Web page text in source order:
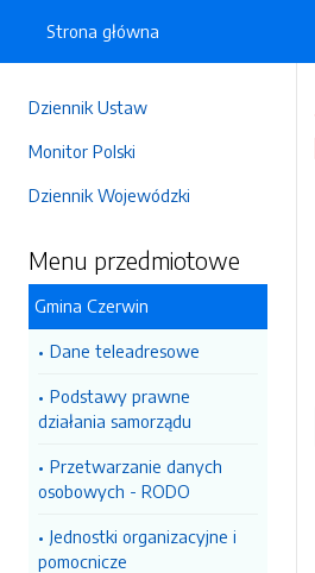
Dziennik Ustaw
Monitor Polski
Dziennik Wojewódzki
Menu przedmiotowe
Gmina Czerwin
Dane teleadresowe
Podstawy prawne
działania samorządu
Przetwarzanie danych
osobowych - RODO
Jednostki organizacyjne i
pomocnicze
Strona główna